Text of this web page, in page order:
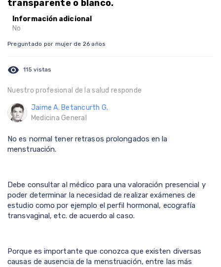
transparente o blanco.
Información adicional
No
Preguntado por mujer de 26 años
visibility 115 vistas
Nuestro profesional de la salud responde
Jaime A. Betancurth G.
Medicina General
No es normal tener retrasos prolongados en la
menstruación.
Debe consultar al médico para una valoración presencial y
poder determinar la necesidad de realizar exámenes de
estudio como por ejemplo el perfil hormonal, ecografía
transvaginal, etc. de acuerdo al caso.
Porque es importante que conozca que existen diversas
causas de ausencia de la menstruación, entre las más